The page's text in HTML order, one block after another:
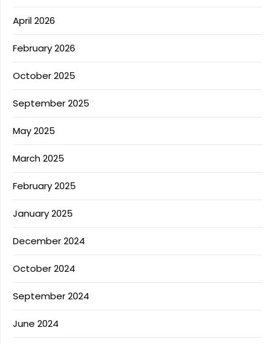
April 2026
February 2026
October 2025
September 2025
May 2025
March 2025
February 2025
January 2025
December 2024
October 2024
September 2024
June 2024